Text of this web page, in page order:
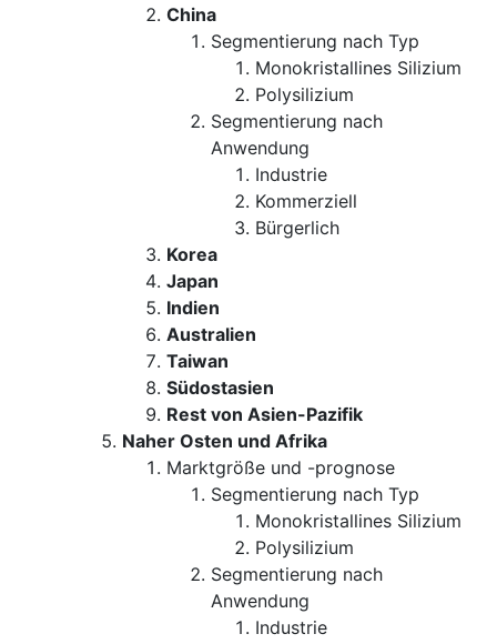
China
Segmentierung nach Typ
Monokristallines Silizium
Polysilizium
Segmentierung nach
Anwendung
Industrie
Kommerziell
Bürgerlich
Korea
Japan
Indien
Australien
Taiwan
Südostasien
Rest von Asien-Pazifik
Naher Osten und Afrika
Marktgröße und -prognose
Segmentierung nach Typ
Monokristallines Silizium
Polysilizium
Segmentierung nach
Anwendung
Industrie